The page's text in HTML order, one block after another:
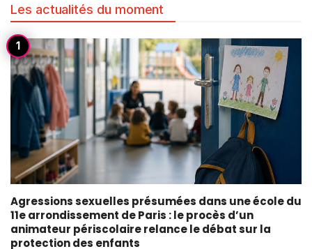
Les actualités du moment
Agressions sexuelles présumées dans une école du
11e arrondissement de Paris : le procès d’un
animateur périscolaire relance le débat sur la
protection des enfants